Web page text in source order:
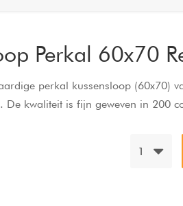
Perkal 60x70
perkal kussensloop (60x70)
De kwaliteit is fijn geweven in 200
1